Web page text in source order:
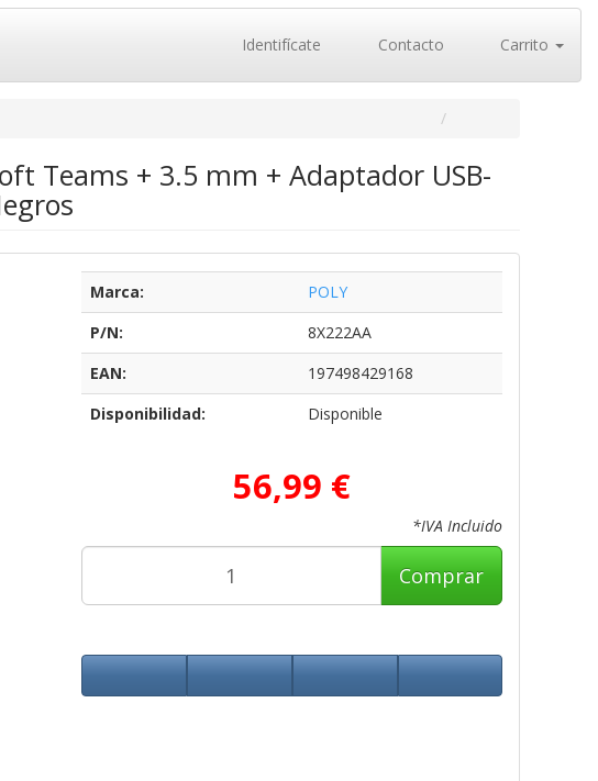
Identifícate Contacto Carrito
Teams + 3.5 mm + Adaptador USB-
Marca:
POLY
P/N:
8X222AA
EAN:
197498429168
Disponibilidad:
Disponible
56,99 €
*IVA Incluido
Comprar